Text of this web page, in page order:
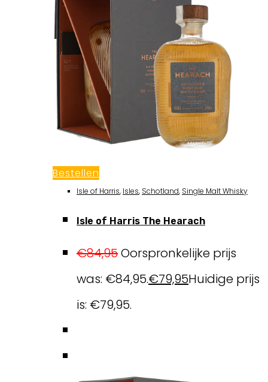
Bestellen
Isle of Harris, Isles, Schotland, Single Malt Whisky
Isle of Harris The Hearach
€84,95Oorspronkelijke prijs
was: €84,95.€79,95Huidige prijs
is: €79,95.